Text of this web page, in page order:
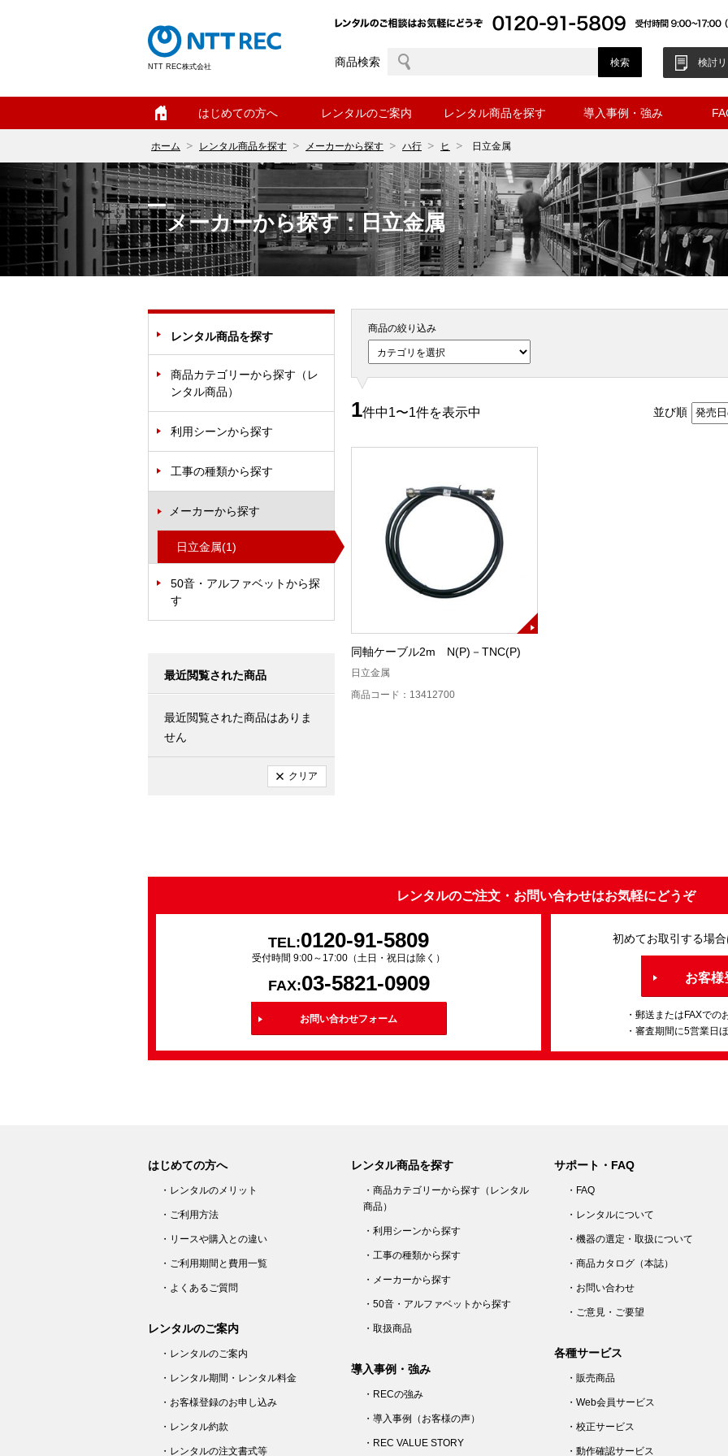
NTT REC株式会社 商品検索 検討
はじめての方へ レンタルのご案内 レンタル商品を探す 導入事例・強み
ホーム レンタル商品を探す メーカーから探す ハ行 ヒ 日立金属
メーカーから探す：日立金属
レンタル商品を探す
商品カテゴリーから探す（レ
ンタル商品）
利用シーンから探す
工事の種類から探す
メーカーから探す
日立金属(1)
50音・アルファベットから探
す
最近閲覧された商品
最近閲覧された商品はありま
せん
クリア
商品の絞り込み
1件中1〜1件を表示中 並び順
同軸ケーブル2m N(P)－TNC(P)
日立金属
商品コード：13412700
レンタルのご注文・お問い合わせはお気軽にどうぞ
TEL:0120-91-5809
受付時間 9:00～17:00（土日・祝日は除く）
FAX:03-5821-0909
お問い合わせフォーム
初めてお取引する場
お客様
・郵送またはFAXで
・審査期間に5営業日
はじめての方へ
・レンタルのメリット
・ご利用方法
・リースや購入との違い
・ご利用期間と費用一覧
・よくあるご質問
レンタルのご案内
・レンタルのご案内
・レンタル期間・レンタル料金
・お客様登録のお申し込み
・レンタル約款
・レンタルの注文書式等
レンタル商品を探す
・商品カテゴリーから探す（レンタル
商品）
・利用シーンから探す
・工事の種類から探す
・メーカーから探す
・50音・アルファベットから探す
・取扱商品
導入事例・強み
・RECの強み
・導入事例（お客様の声）
・REC VALUE STORY
サポート・FAQ
・FAQ
・レンタルについて
・機器の選定・取扱について
・商品カタログ（本誌）
・お問い合わせ
・ご意見・ご要望
各種サービス
・販売商品
・Web会員サービス
・校正サービス
・動作確認サービス